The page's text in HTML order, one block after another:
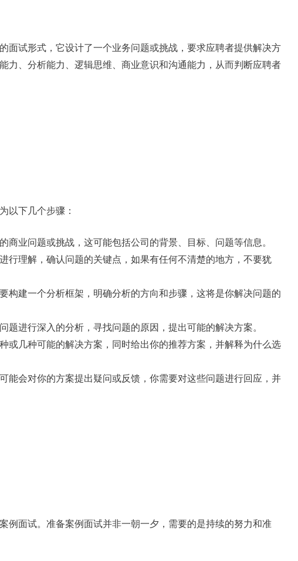
面试形式，它设计了一个业务问题或挑战，要求应聘者提供解决方
力、分析能力、逻辑思维、商业意识和沟通能力，从而判断应聘者
以下几个步骤：
商业问题或挑战，这可能包括公司的背景、目标、问题等信息。
行理解，确认问题的关键点，如果有任何不清楚的地方，不要犹
构建一个分析框架，明确分析的方向和步骤，这将是你解决问题的
题进行深入的分析，寻找问题的原因，提出可能的解决方案。
或几种可能的解决方案，同时给出你的推荐方案，并解释为什么选
能会对你的方案提出疑问或反馈，你需要对这些问题进行回应，并
例面试。准备案例面试并非一朝一夕，需要的是持续的努力和准